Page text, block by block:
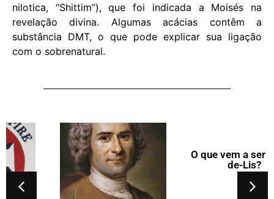
nilotica, “Shittim”), que foi indicada a Moisés na
revelação divina. Algumas acácias contêm a
substância DMT, o que pode explicar sua ligação
com o sobrenatural.